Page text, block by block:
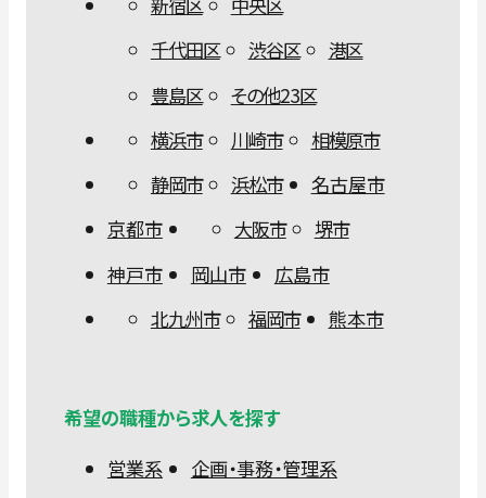
千代田区
渋谷区
港区
豊島区
その他23区
横浜市
川崎市
相模原市
静岡市
浜松市
名古屋市
京都市
大阪市
堺市
神戸市
岡山市
広島市
北九州市
福岡市 熊本市
希望の職種から求人を探す
営業系
企画・事務・管理系